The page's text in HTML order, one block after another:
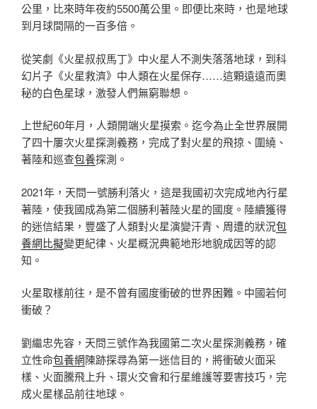
公里，比來時年夜約5500萬公里。即便比來時，也是地球
到月球間隔的一百多倍。
從笑劇《火星叔叔馬丁》中火星人不測失落落地球，到科
幻片子《火星救濟》中人類在火星保存……這顆遠遠而奧
秘的白色星球，激發人們無窮聯想。
上世紀60年月，人類開端火星摸索。迄今為止全世界展開
了四十屢次火星探測義務，完成了對火星的飛掠、圍繞、
著陸和巡查包養探測。
2021年，天問一號勝利落火，這是我國初次完成地內行星
著陸，使我國成為第二個勝利著陸火星的國度。陸續獲得
的迷信結果，豐盛了人類對火星演變汗青、周遭的狀況包
養網比擬變更紀律、火星概況典範地形地貌成因等的認
知。
火星取樣前往，是不曾有國度衝破的世界困難。中國若何
衝破？
劉繼忠先容，天問三號作為我國第二次火星探測義務，確
立性命包養網陳跡探尋為第一迷信目的，將衝破火面采
樣、火面騰飛上升、環火交會和行星維護等要害技巧，完
成火星樣品前往地球。